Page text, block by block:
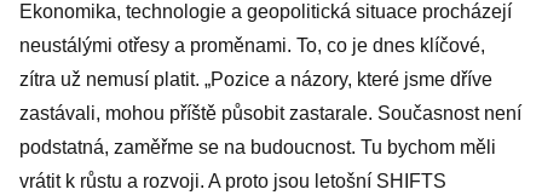
imaginární svět
fantastických
bytostí
Ekonomika, technologie a geopolitická situace procházejí
neustálými otřesy a proměnami. To, co je dnes klíčové,
zítra už nemusí platit. „Pozice a názory, které jsme dříve
zastávali, mohou příště působit zastarale. Současnost není
podstatná, zaměřme se na budoucnost. Tu bychom měli
vrátit k růstu a rozvoji. A proto jsou letošní SHIFTS